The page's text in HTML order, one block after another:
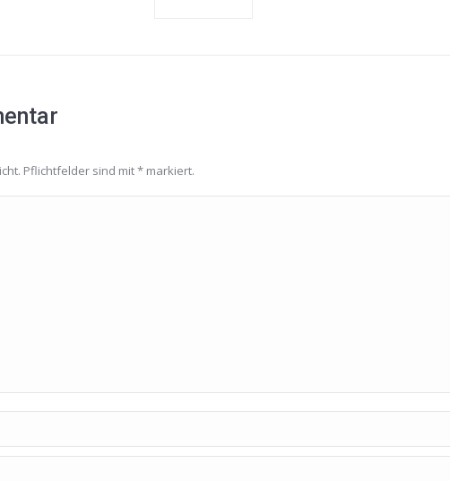
Pflichtfelder sind mit* markiert.